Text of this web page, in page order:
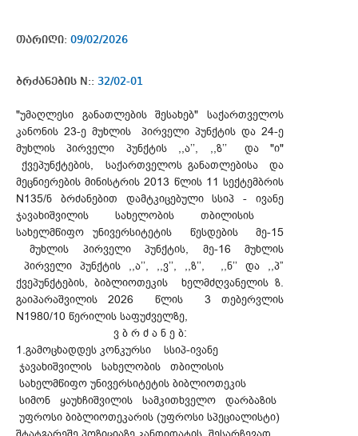
თარიღი: 09/02/2026
ბრძანების N:: 32/02-01
"უმაღლესი განათლების შესახებ" საქართველოს
კანონის 23-ე მუხლის პირველი პუნქტის და 24-ე
მუხლის პირველი პუნქტის ,,ა’’, ,,ზ’’ და "ი"
ქვეპუნქტების, საქართველოს განათლებისა და
მეცნიერების მინისტრის 2013 წლის 11 სექტემბრის
N135/ნ ბრძანებით დამტკიცებული სსიპ - ივანე
ჯავახიშვილის სახელობის თბილისის
სახელმწიფო უნივერსიტეტის წესდების მე-15
მუხლის პირველი პუნქტის, მე-16 მუხლის
პირველი პუნქტის ,,ა’’, ,,ვ’’, ,,ზ’’, ,,ნ’’ და ,,პ”
ქვეპუნქტების, ბიბლიოთეკის ხელმძღვანელის ზ.
გაიპარაშვილის 2026 წლის 3 თებერვლის
N1980/10 წერილის საფუძველზე,
ვ ბ რ ძ ა ნ ე ბ:
1.გამოცხადდეს კონკურსი სსიპ-ივანე
ჯავახიშვილის სახელობის თბილისის
სახელმწიფო უნივერსიტეტის ბიბლიოთეკის
სიმონ ყაუხჩიშვილის სამკითხველო დარბაზის
უფროსი ბიბლიოთეკარის (უფროსი სპეციალისტი)